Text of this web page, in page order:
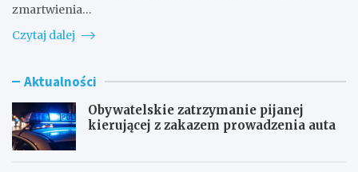
zmartwienia…
Czytaj dalej
Aktualności
Obywatelskie zatrzymanie pijanej
kierującej z zakazem prowadzenia auta